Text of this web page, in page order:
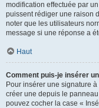
modification effectuée par
puissent rédiger une raison
noter que les utilisateurs
message si une réponse a
Haut
Comment puis-je insérer
Pour insérer une signature
créer une depuis le
pouvez cocher la case «